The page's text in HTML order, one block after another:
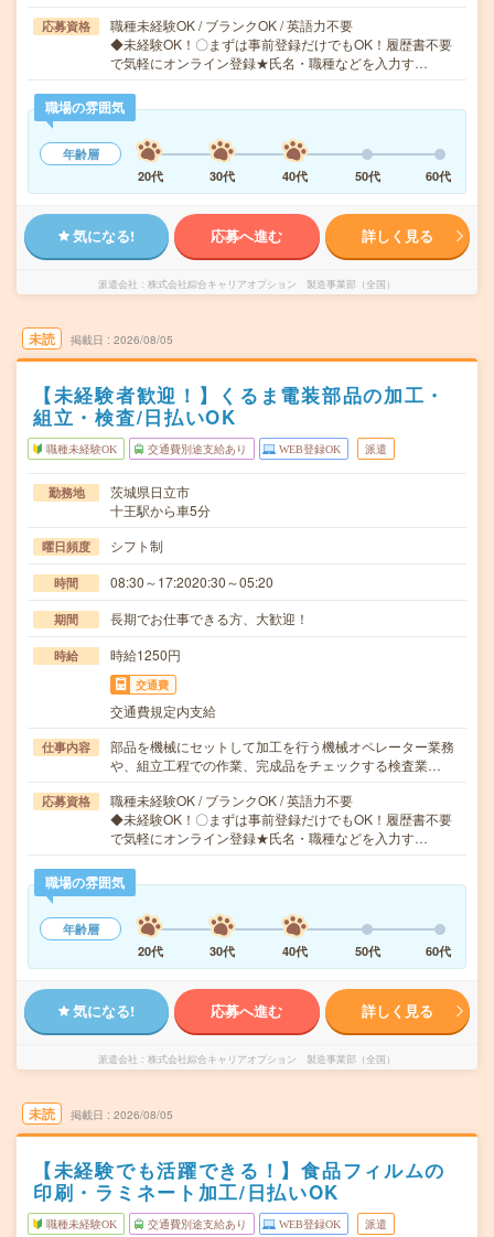
応募資格
職種未経験OK / ブランクOK / 英語力不要
◆未経験OK！〇まずは事前登録だけでもOK！履歴書不要
で気軽にオンライン登録★氏名・職種などを入力す…
職場の雰囲気
年齢層
20代
30代 40代 50代 60代
気になる! 応募へ進む 詳しく見る
派遣会社 株式会社綜合キャリアオプション 製造事業部（全国）
未読 掲載日 2026/08/05
【未経験者歓迎！】くるま電装部品の加工・
組立・検査/日払いOK
職種未経験OK 交通費別途支給あり WEB登録OK 派遣
勤務地
茨城県日立市
十王駅から車5分
曜日頻度 シフト制
時間 08:30～17:2020:30～05:20
期間 長期でお仕事できる方、大歓迎！
時給 時給1250円
交通費
交通費規定内支給
仕事内容
部品を機械にセットして加工を行う機械オペレーター業務
や、組立工程での作業、完成品をチェックする検査業…
応募資格
職種未経験OK / ブランクOK / 英語力不要
◆未経験OK！〇まずは事前登録だけでもOK！履歴書不要
で気軽にオンライン登録★氏名・職種などを入力す…
職場の雰囲気
年齢層
20代
30代 40代 50代 60代
気になる! 応募へ進む 詳しく見る
派遣会社 株式会社綜合キャリアオプション 製造事業部（全国）
未読 掲載日 2026/08/05
【未経験でも活躍できる！】食品フィルムの
印刷・ラミネート加工/日払いOK
職種未経験OK 交通費別途支給あり WEB登録OK 派遣